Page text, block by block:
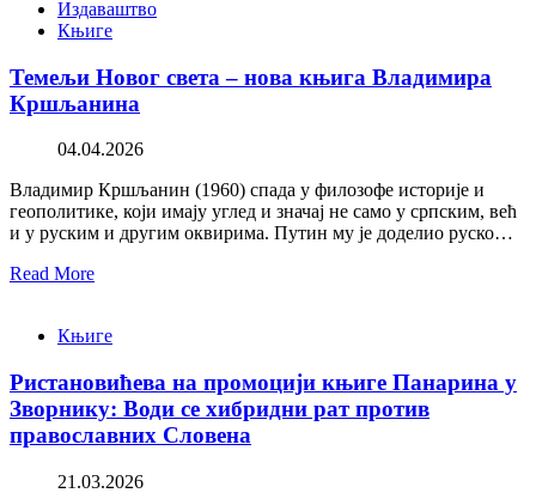
Издаваштво
Књиге
Темељи Новог света – нова књига Владимира
Кршљанина
04.04.2026
Владимир Кршљанин (1960) спада у филозофе историје и
геополитике, који имају углед и значај не само у српским, већ
и у руским и другим оквирима. Путин му је доделио руско…
Read More
Књиге
Ристановићева на промоцији књиге Панарина у
Зворнику: Води се хибридни рат против
православних Словена
21.03.2026